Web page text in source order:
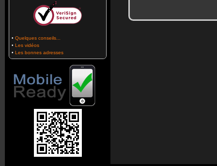
• Quelques conseils...
• Les vidéos
• Les bonnes adresses